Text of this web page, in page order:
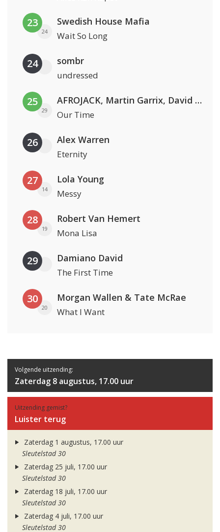
23
24
Swedish House Mafia
Wait So Long
24 sombr
undressed
25
29
AFROJACK, Martin Garrix, David Guetta & Amél
Our Time
26 Alex Warren
Eternity
27
14
Lola Young
Messy
28
19
Robert Van Hemert
Mona Lisa
29 Damiano David
The First Time
30
20
Morgan Wallen & Tate McRae
What I Want
Volgende uitzending:
Zaterdag 8 augustus, 17.00 uur
Uitzending gemist?
Luister terug
Zaterdag 1 augustus, 17.00 uur
Sleutelstad 30
Zaterdag 25 juli, 17.00 uur
Sleutelstad 30
Zaterdag 18 juli, 17.00 uur
Sleutelstad 30
Zaterdag 4 juli, 17.00 uur
Sleutelstad 30